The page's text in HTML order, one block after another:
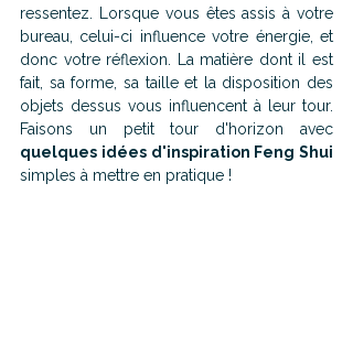
ressentez. Lorsque vous êtes assis à votre
bureau, celui-ci influence votre énergie, et
donc votre réflexion. La matière dont il est
fait, sa forme, sa taille et la disposition des
objets dessus vous influencent à leur tour.
quelques idées d'inspiration Feng Shui
simples à mettre en pratique !